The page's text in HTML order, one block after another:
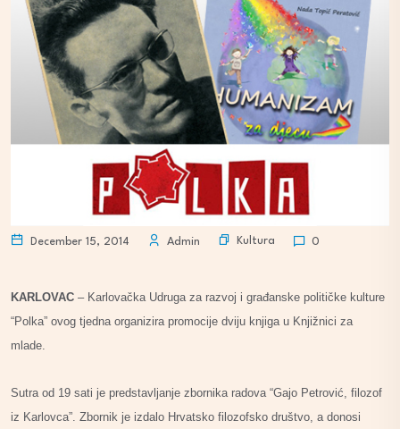
December 15, 2014 Admin Kultura 0
KARLOVAC – Karlovačka Udruga za razvoj i građanske političke kulture
“Polka” ovog tjedna organizira promocije dviju knjiga u Knjižnici za
mlade.
Sutra od 19 sati je predstavljanje zbornika radova “Gajo Petrović, filozof
iz Karlovca”. Zbornik je izdalo Hrvatsko filozofsko društvo, a donosi